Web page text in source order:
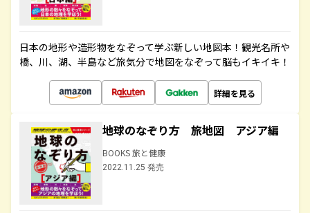
日本の地形や造形物をなぞって学ぶ新しい地図本！観光名所や
橋、川、湖、半島など旅気分で地図をなぞって脳もイキイキ！
詳細を見る
地球のなぞり方 旅地図 アジア編
BOOKS 旅と健康
2022.11.25 発売